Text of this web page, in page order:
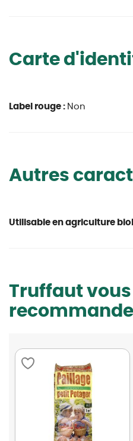
Carte
Label rouge : Non
Autres
Utilisable en agriculture
Truffaut vous
recommande